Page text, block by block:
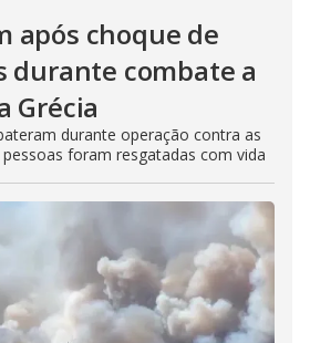
após choque de
durante combate a
Grécia
durante operação contra as
foram resgatadas com vida